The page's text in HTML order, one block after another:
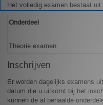
Het volledig examen bestaat
Onderdeel
Theorie examen
Inschrijven
Er worden dagelijks examens
datum die u uitkomt bij het
kunnen de al behaalde